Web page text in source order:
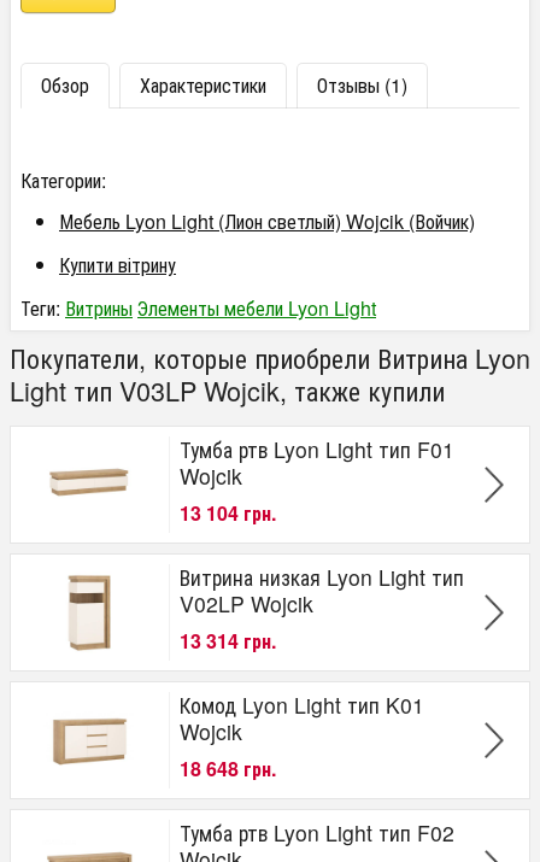
Обзор Характеристики Отзывы (1)
Категории:
Мебель Lyon Light (Лион светлый) Wojcik (Войчик)
Купити вітрину
Теги: ВитриныЭлементы мебели Lyon Light
Покупатели, которые приобрели Витрина Lyon
Light тип V03LP Wojcik, также купили
Тумба ртв Lyon Light тип F01
Wojcik
13 104 грн.
Витрина низкая Lyon Light тип
V02LP Wojcik
13 314 грн.
Комод Lyon Light тип K01
Wojcik
18 648 грн.
Тумба ртв Lyon Light тип F02